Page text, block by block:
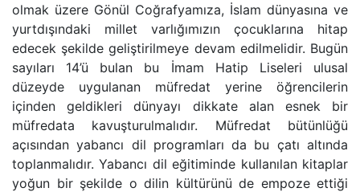
olmak üzere Gönül Coğrafyamıza, İslam dünyasına ve
yurtdışındaki millet varlığımızın çocuklarına hitap
edecek şekilde geliştirilmeye devam edilmelidir. Bugün
sayıları 14’ü bulan bu İmam Hatip Liseleri ulusal
düzeyde uygulanan müfredat yerine öğrencilerin
içinden geldikleri dünyayı dikkate alan esnek bir
müfredata kavuşturulmalıdır. Müfredat bütünlüğü
açısından yabancı dil programları da bu çatı altında
toplanmalıdır. Yabancı dil eğitiminde kullanılan kitaplar
yoğun bir şekilde o dilin kültürünü de empoze ettiği